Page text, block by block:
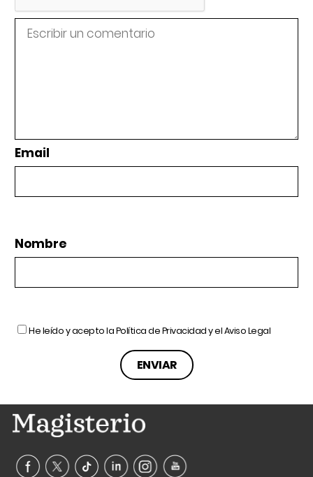
Email
Nombre
He leído y acepto laPolítica de Privacidady elAviso Legal